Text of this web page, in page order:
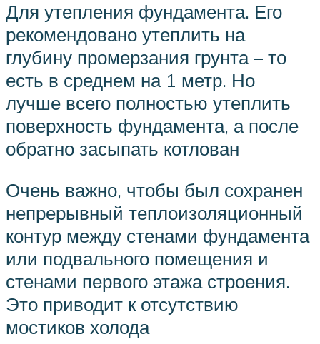
Для утепления фундамента. Его
рекомендовано утеплить на
глубину промерзания грунта – то
есть в среднем на 1 метр. Но
лучше всего полностью утеплить
поверхность фундамента, а после
обратно засыпать котлован
Очень важно, чтобы был сохранен
непрерывный теплоизоляционный
контур между стенами фундамента
или подвального помещения и
стенами первого этажа строения.
Это приводит к отсутствию
мостиков холода